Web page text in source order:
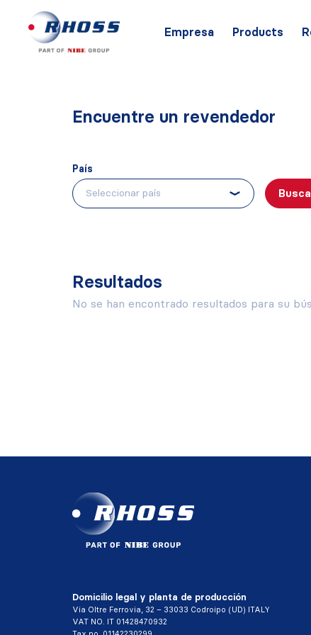
Empresa Products
Encuentre un revendedor
País
Resultados
No se han encontrado resultados para su
Domicilio legal y planta de producción
Via Oltre Ferrovia, 32 – 33033 Codroipo (UD) ITALY
VAT NO. IT 01428470932